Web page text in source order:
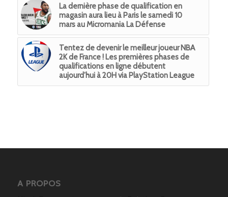
La dernière phase de qualification en
magasin aura lieu à Paris le samedi 10
mars au Micromania La Défense
Tentez de devenir le meilleur joueur NBA
2K de France ! Les premières phases de
qualifications en ligne débutent
aujourd’hui à 20H via PlayStation League
A PROPOS